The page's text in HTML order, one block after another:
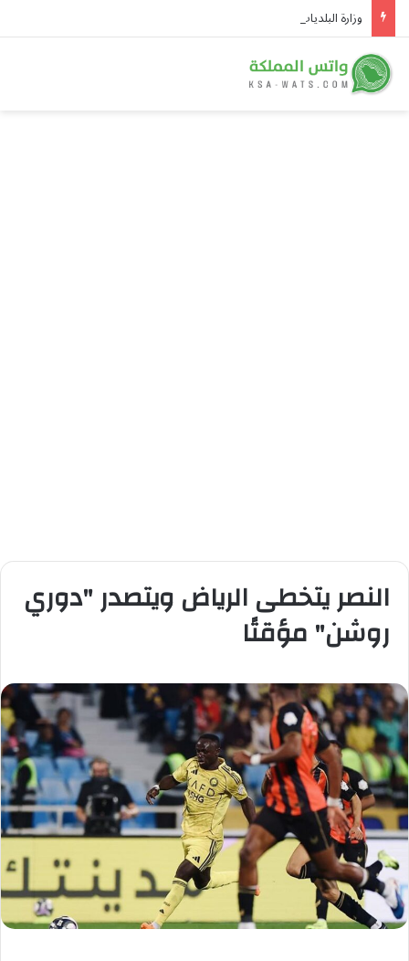
النصر يتخطى الرياض ويتصدر "دوري
روشن" مؤقتًا